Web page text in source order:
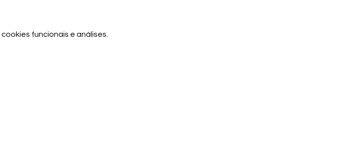
funcionais e análises.